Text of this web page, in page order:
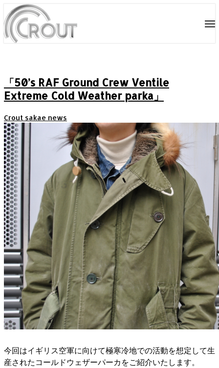
「50’s RAF Ground Crew Ventile
Extreme Cold Weather parka」
Crout sakae news
今回はイギリス空軍に向けて極寒冷地での活動を想定して生
産されたコールドウェザーパーカをご紹介いたします。